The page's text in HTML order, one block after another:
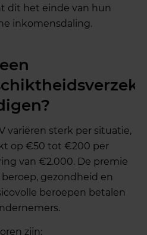
dit het einde van hun
inkomensdaling.
variëren sterk per situatie,
op €50 tot €200 per
van €2.000. De premie
gezondheid en
beroepen betalen
zijn: